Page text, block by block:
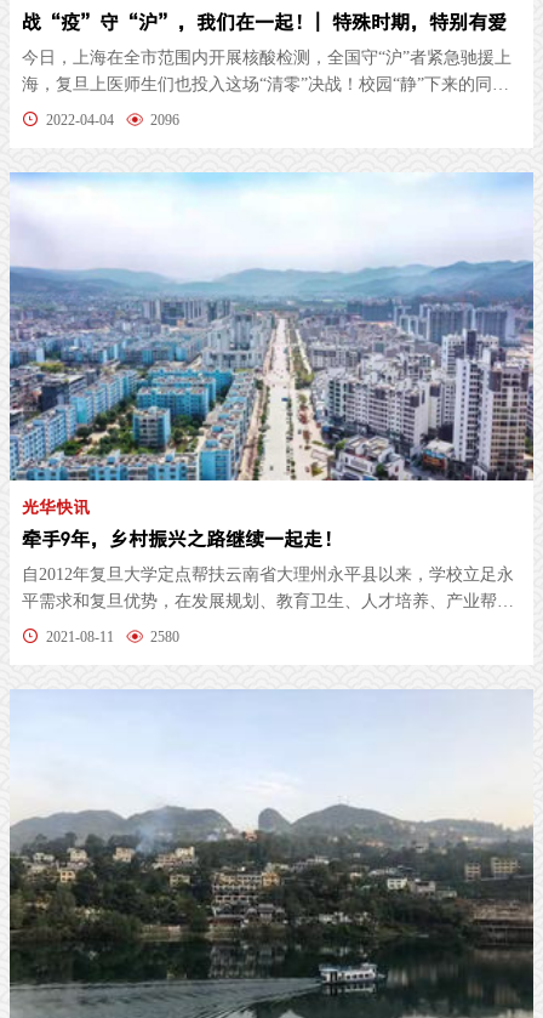
战“疫”守“沪”，我们在一起！| 特殊时期，特别有爱
今日，上海在全市范围内开展核酸检测，全国守“沪”者紧急驰援上
海，复旦上医师生们也投入这场“清零”决战！校园“静”下来的同
时，...2022-04-04 2096
光华快讯
牵手9年，乡村振兴之路继续一起走！
自2012年复旦大学定点帮扶云南省大理州永平县以来，学校立足永
平需求和复旦优势，在发展规划、教育卫生、人才培养、产业帮
扶、资金争...
2021-08-11 2580